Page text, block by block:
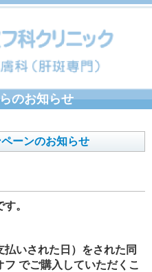
のお知らせ
ーンのお知らせ
。
いされた日）をされた同
フ でご購入していただくこ